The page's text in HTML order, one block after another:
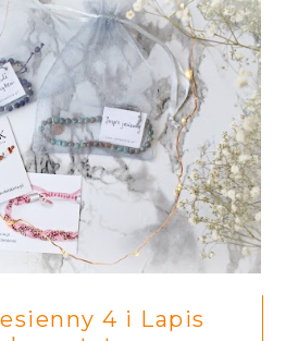
4 i Lapis